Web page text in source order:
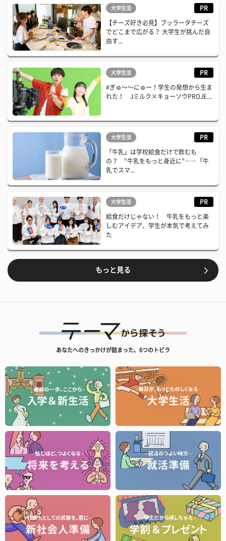
大学生活 PR
【チーズ好き必見】ブッラータチーズ
でどこまで広がる？ 大学生が挑んだ自
由す...
大学生活 PR
#ぎゅ〜〜にゅー！学生の発想から生ま
れた！ Jミルク×キョーソウPROJE...
大学生活 PR
「牛乳」は学校給食だけで飲むも
の？ “牛乳をもっと身近に”――「牛
乳でスマ...
大学生活 PR
給食だけじゃない！ 牛乳をもっと楽
しむアイデア、学生が本気で考えてみ
た
もっと見る
あなたへのきっかけが詰まった、6つのトビラ